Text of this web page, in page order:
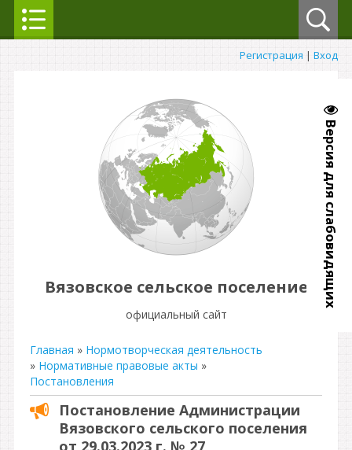
Версия для слабовидящих
Регистрация | Вход
Вязовское сельское поселение
официальный сайт
Главная » Нормотворческая деятельность
» Нормативные правовые акты »
Постановления
Постановление Администрации
Вязовского сельского поселения
от 29.03.2023 г. № 27